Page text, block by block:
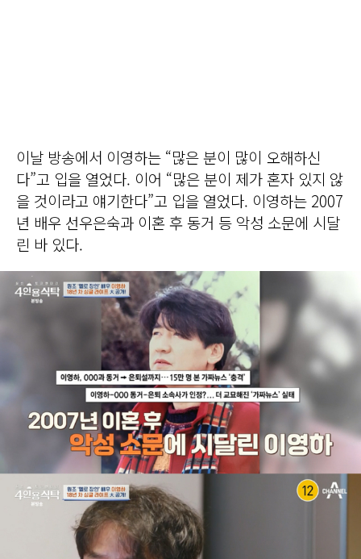
이날 방송에서 이영하는 “많은 분이 많이 오해하신
다”고 입을 열었다. 이어 “많은 분이 제가 혼자 있지 않
을 것이라고 얘기한다”고 입을 열었다. 이영하는 2007
년 배우 선우은숙과 이혼 후 동거 등 악성 소문에 시달
린 바 있다.